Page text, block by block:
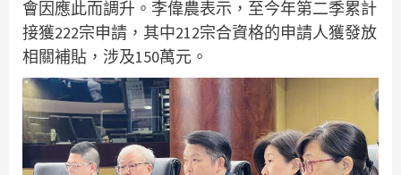
會因應此而調升。李偉農表示，至今年第二季累計
接獲222宗申請，其中212宗合資格的申請人獲發放
相關補貼，涉及150萬元。